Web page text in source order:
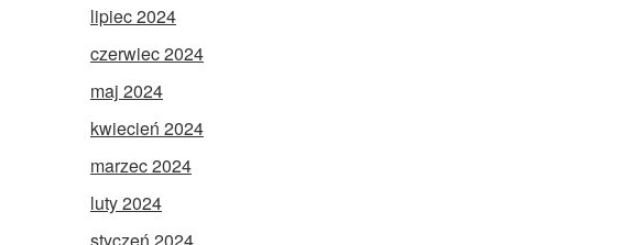
lipiec 2024
czerwiec 2024
maj 2024
kwiecień 2024
marzec 2024
luty 2024
styczeń 2024